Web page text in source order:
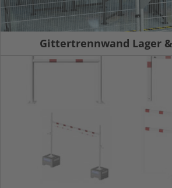
Gittertrennwand Lager